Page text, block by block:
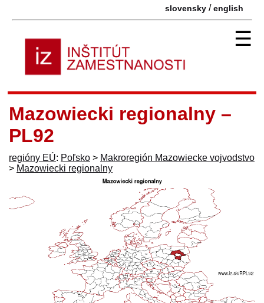
slovensky /english
☰
Mazowiecki regionalny –
PL92
regióny EÚ: Poľsko > Makroregión Mazowiecke vojvodstvo
> Mazowiecki regionalny